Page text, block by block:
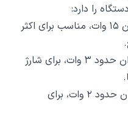
را دارد:
گوشی هوشمند: شارژ بی‌سیم تا توان ۱۵ وات، مناسب برای اکثر
هدفون یا ایرپاد: شارژ بی‌سیم با توان حدود ۳ وات، برای شارژ
ساعت هوشمند: شارژ بی‌سیم با توان حدود ۲ وات، برای